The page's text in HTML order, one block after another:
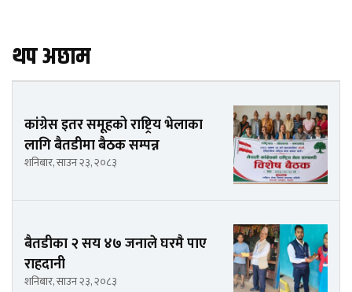
थप अछाम
कांग्रेस इतर समूहको राष्ट्रिय भेलाका
लागि बैतडीमा बैठक सम्पन्न
शनिबार, साउन २३, २०८३
बैतडीका २ सय ४७ जनाले घरमै पाए
राहदानी
शनिबार, साउन २३, २०८३